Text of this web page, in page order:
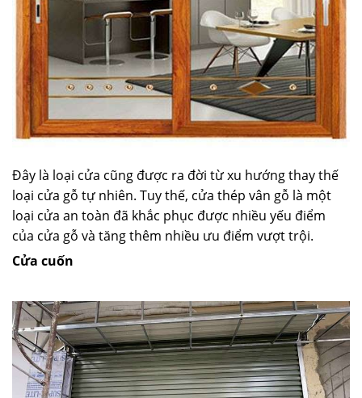
Đây là loại cửa cũng được ra đời từ xu hướng thay thế
loại cửa gỗ tự nhiên. Tuy thế, cửa thép vân gỗ là một
loại cửa an toàn đã khắc phục được nhiều yếu điểm
của cửa gỗ và tăng thêm nhiều ưu điểm vượt trội.
Cửa cuốn